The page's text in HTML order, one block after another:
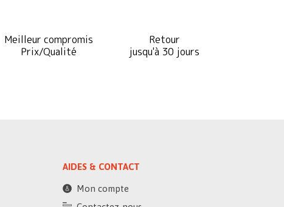
Meilleur compromis
Prix/Qualité
Retour
jusqu'à 30 jours
AIDES & CONTACT
Mon compte